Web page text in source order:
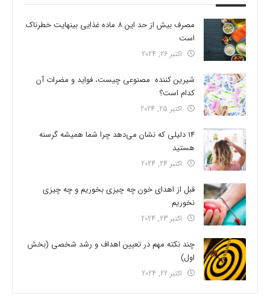
مصرف بیش از حد این 8 ماده غذایی بینهایت خطرناک
است
اکتبر 26, 2024
شیرین کننده مصنوعی چیست، فواید و مضرات آن
کدام است؟
اکتبر 25, 2024
14 دلیلی که نشان می‌دهد چرا شما همیشه گرسنه
هستید
اکتبر 24, 2024
قبل از اهدای خون چه چیزی بخوریم و چه چیزی
نخوریم
اکتبر 23, 2024
چند نکته مهم در تعیین اهداف و رشد شخصی (بخش
اول)
اکتبر 22, 2024